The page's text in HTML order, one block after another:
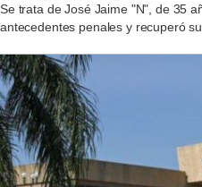
Se trata de José Jaime "N", de 35
antecedentes penales y recuperó